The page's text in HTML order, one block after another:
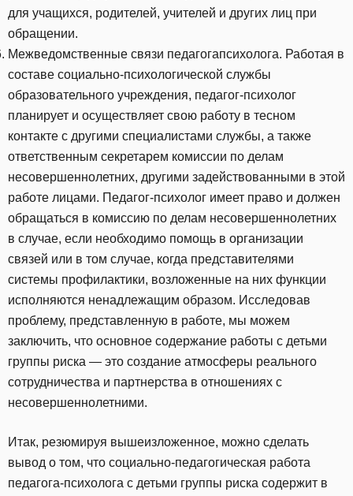
для учащихся, родителей, учителей и других лиц при
обращении.
Межведомственные связи педагогапсихолога. Работая в
составе социально-психологической службы
образовательного учреждения, педагог-психолог
планирует и осуществляет свою работу в тесном
контакте с другими специалистами службы, а также
ответственным секретарем комиссии по делам
несовершеннолетних, другими задействованными в этой
работе лицами. Педагог-психолог имеет право и должен
обращаться в комиссию по делам несовершеннолетних
в случае, если необходимо помощь в организации
связей или в том случае, когда представителями
системы профилактики, возложенные на них функции
исполняются ненадлежащим образом. Исследовав
проблему, представленную в работе, мы можем
заключить, что основное содержание работы с детьми
группы риска — это создание атмосферы реального
сотрудничества и партнерства в отношениях с
несовершеннолетними.
Итак, резюмируя вышеизложенное, можно сделать
вывод о том, что социально-педагогическая работа
педагога-психолога с детьми группы риска содержит в